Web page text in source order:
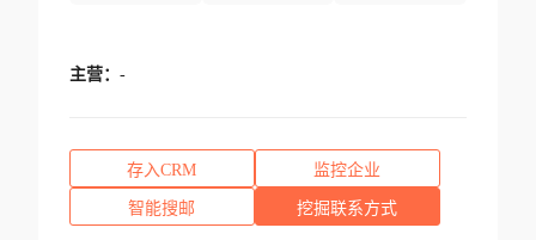
主营： -
存入CRM 监控企业
智能搜邮 挖掘联系方式